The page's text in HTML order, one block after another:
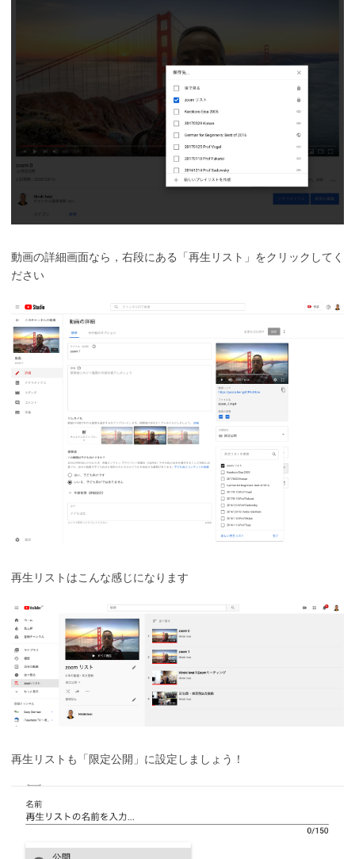
動画の詳細画面なら，右段にある「再生リスト」をクリックしてく
ださい
再生リストはこんな感じになります
再生リストも「限定公開」に設定しましょう！